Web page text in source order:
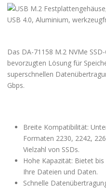
Das DA-71158 M.2 NVMe
bevorzugten Lösung für
superschnellen
Gbps.
Breite Kompatibilität:
Formaten 2230, 2242,
Vielzahl von SSDs.
Hohe Kapazität: Bietet
Ihre Dateien und Daten.
Schnelle